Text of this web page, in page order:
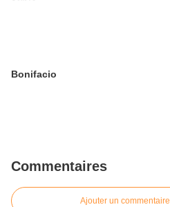
Bonifacio
Commentaires
Ajouter un commentaire